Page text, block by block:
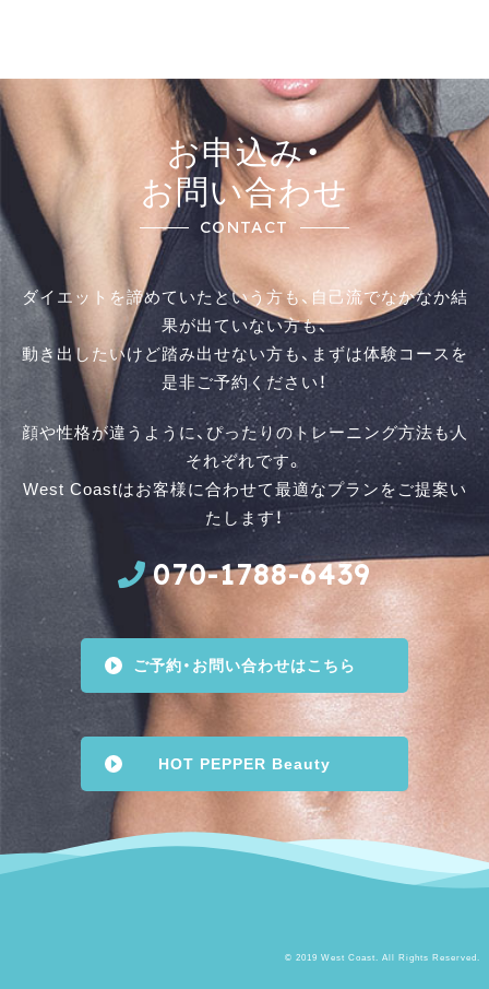
お申込み・
お問い合わせ
CONTACT
ダイエットを諦めていたという方も、自己流でなかなか結
果が出ていない方も、
動き出したいけど踏み出せない方も、まずは体験コースを
是⾮ご予約ください！
顔や性格が違うように、ぴったりのトレーニング方法も人
それぞれです。
West Coastはお客様に合わせて最適なプランをご提案い
たします！
070-1788-6439
ご予約・お問い合わせはこちら
HOT PEPPER Beauty
© 2019 West Coast. All Rights Reserved.